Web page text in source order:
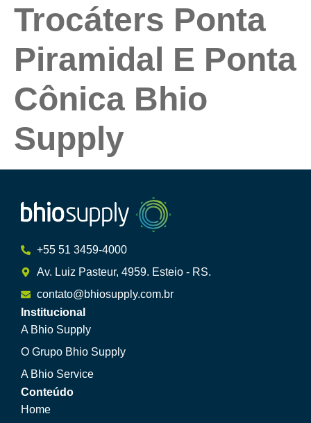
Trocáters Ponta
Piramidal E Ponta
Cônica Bhio
Supply
+55 51 3459-4000
Av. Luiz Pasteur, 4959. Esteio - RS.
contato@bhiosupply.com.br
Institucional
A Bhio Supply
O Grupo Bhio Supply
A Bhio Service
Conteúdo
Home